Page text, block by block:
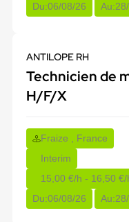
Du:06/08/26 Au:
ANTILOPE RH
Technicien de
H/F/X
Fraize , France
Interim
15,00 €/h - 16,50 €/
Du:06/08/26 Au: